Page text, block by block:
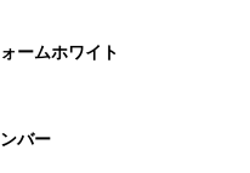
ームホワイト
バー